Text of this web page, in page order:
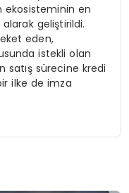
ekosisteminin en
geliştirildi.
eden,
istekli olan
satış sürecine kredi
ilke de imza